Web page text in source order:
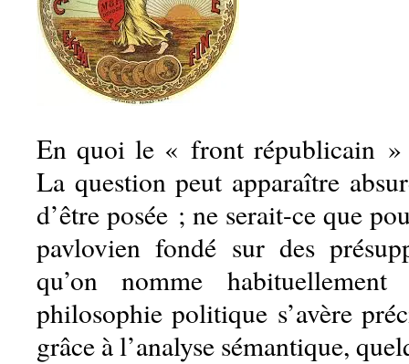
En quoi le « front républicain
La question peut apparaître
d’être posée ; ne serait-ce que
pavlovien fondé sur des
qu’on nomme
philosophie politique s’avère
grâce à l’analyse sémantique,